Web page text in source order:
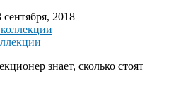
2018
знает, сколько стоят